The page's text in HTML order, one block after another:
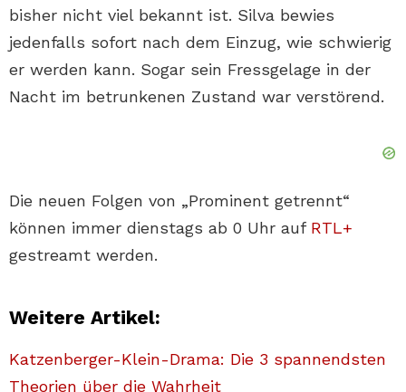
bisher nicht viel bekannt ist. Silva bewies
jedenfalls sofort nach dem Einzug, wie schwierig
er werden kann. Sogar sein Fressgelage in der
Nacht im betrunkenen Zustand war verstörend.
Die neuen Folgen von „Prominent getrennt“
können immer dienstags ab 0 Uhr auf RTL+
gestreamt werden.
Weitere Artikel:
Katzenberger-Klein-Drama: Die 3 spannendsten
Theorien über die Wahrheit